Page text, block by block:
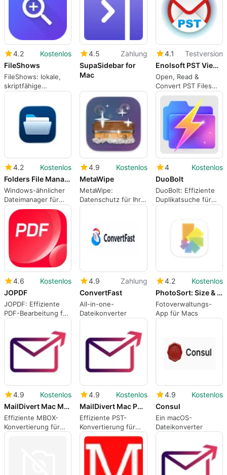
Leichtigkeit
4.2
Kostenlos
FileShows
FileShows: lokale,
skriptfähige
Dateiverwaltung für
4.5
Zahlung
SupaSidebar for
Mac
4.1
Testversion
Enolsoft PST Viewer for Mac
Open, Read &
Convert PST Files
Without Outlook
4.2
Kostenlos
Folders File Manager
Windows-ähnlicher
Dateimanager für
Macs
4.9
Kostenlos
MetaWipe
MetaWipe:
Datenschutz für Ihre
Dateien
4
Kostenlos
DuoBolt
DuoBolt: Effiziente
Duplikatsuche für
macOS
4.6
Kostenlos
JOPDF
JOPDF: Effiziente
PDF-Bearbeitung für
Mac
4.9
Zahlung
ConvertFast
All-in-one-
Dateikonverter
4.2
Kostenlos
PhotoSort: Size & Quality Sort
Fotoverwaltungs-
App für Macs
4.9
Kostenlos
MailDivert Mac MBOX Converter
Effiziente MBOX-
Konvertierung für
Mac-Nutzer
4.9
Kostenlos
MailDivert Mac PST Converter
Effiziente PST-
Konvertierung für
Mac-Nutzer
4.9
Kostenlos
Consul
Ein macOS-
Dateikonverter